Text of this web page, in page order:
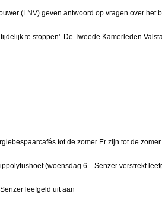
(LNV) geven antwoord op vragen over het
te stoppen'. De Tweede Kamerleden
tot de zomer Er zijn tot de
(woensdag 6... Senzer verstrekt
leefgeld uit aan